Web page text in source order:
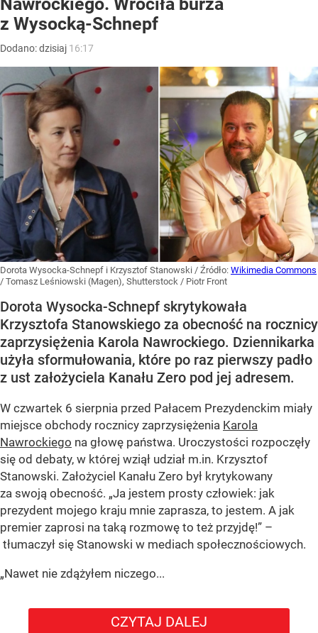
Nawrockiego. Wróciła burza
z Wysocką-Schnepf
Dodano:dzisiaj 16:17
Dorota Wysocka-Schnepf i Krzysztof Stanowski / Źródło: Wikimedia Commons
/ Tomasz Leśniowski (Magen), Shutterstock / Piotr Front
Dorota Wysocka-Schnepf skrytykowała
Krzysztofa Stanowskiego za obecność na rocznicy
zaprzysiężenia Karola Nawrockiego. Dziennikarka
użyła sformułowania, które po raz pierwszy padło
z ust założyciela Kanału Zero pod jej adresem.
W czwartek 6 sierpnia przed Pałacem Prezydenckim miały
miejsce obchody rocznicy zaprzysiężenia Karola
Nawrockiego na głowę państwa. Uroczystości rozpoczęły
się od debaty, w której wziął udział m.in. Krzysztof
Stanowski. Założyciel Kanału Zero był krytykowany
za swoją obecność. „Ja jestem prosty człowiek: jak
prezydent mojego kraju mnie zaprasza, to jestem. A jak
premier zaprosi na taką rozmowę to też przyjdę!” –
tłumaczył się Stanowski w mediach społecznościowych.
„Nawet nie zdążyłem niczego...
CZYTAJ DALEJ